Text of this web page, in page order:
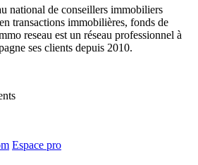
national de conseillers immobiliers
transactions immobilières, fonds de
reseau est un réseau professionnel à
ses clients depuis 2010.
Espace pro